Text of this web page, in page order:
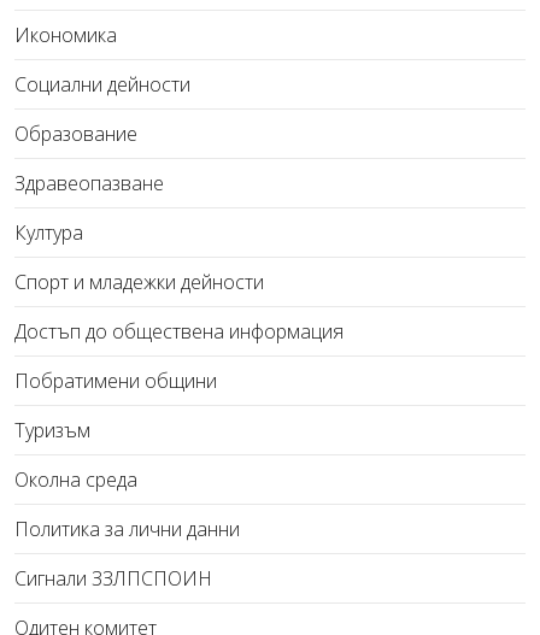
Икономика
Социални дейности
Образование
Здравеопазване
Култура
Спорт и младежки дейности
Достъп до обществена информация
Побратимени общини
Туризъм
Околна среда
Политика за лични данни
Сигнали ЗЗЛПСПОИН
Одитен комитет